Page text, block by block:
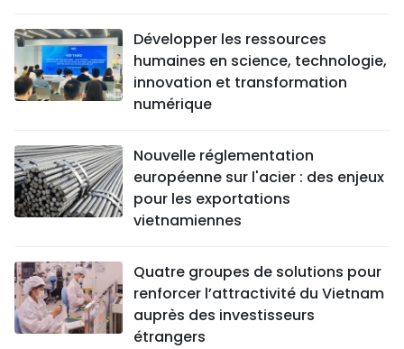
Développer les ressources
humaines en science, technologie,
innovation et transformation
numérique
Nouvelle réglementation
européenne sur l'acier : des enjeux
pour les exportations
vietnamiennes
Quatre groupes de solutions pour
renforcer l’attractivité du Vietnam
auprès des investisseurs
étrangers